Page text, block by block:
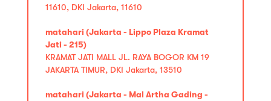
11610, DKI Jakarta, 11610
matahari (Jakarta - Lippo Plaza Kramat
Jati - 215)
KRAMAT JATI MALL JL. RAYA BOGOR KM 19
JAKARTA TIMUR, DKI Jakarta, 13510
matahari (Jakarta - Mal Artha Gading -